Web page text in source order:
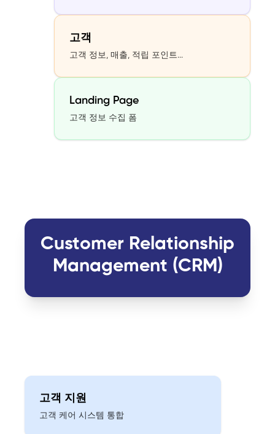
고객
고객 정보, 매출, 적립 포인트...
Landing Page
고객 정보 수집 폼
Customer Relationship
Management (CRM)
고객 지원
고객 케어 시스템 통합